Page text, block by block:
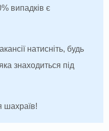
випадків є
натисніть, будь
знаходиться під
шахраїв!